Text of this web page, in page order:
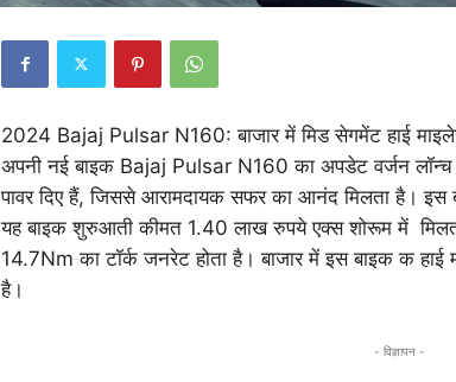
2024 Bajaj Pulsar N160: बाजार में मिड सेगमेंट हाई
अपनी नई बाइक Bajaj Pulsar N160 का अपडेट वर्जन
पावर दिए हैं, जिससे आरामदायक सफर का आनंद मिलता है। इस
यह बाइक शुरुआती कीमत 1.40 लाख रुपये एक्स शोरूम में
14.7Nm का टॉर्क जनरेट होता है। बाजार में इस बाइक क
है।
- विज्ञापन -